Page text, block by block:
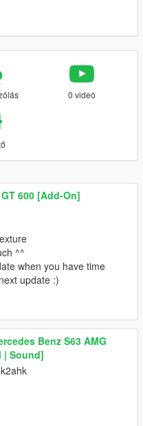
0 videó
600 [Add-On]
^^
when you have time
update :)
Benz S63 AMG
| Sound]